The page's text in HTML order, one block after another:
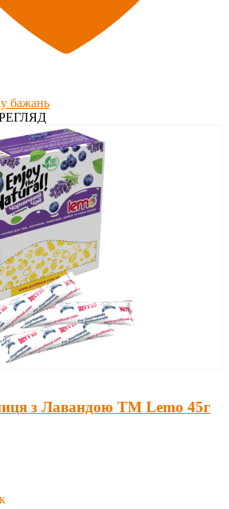
бажань
з Лавандою ТМ Lemo 45г